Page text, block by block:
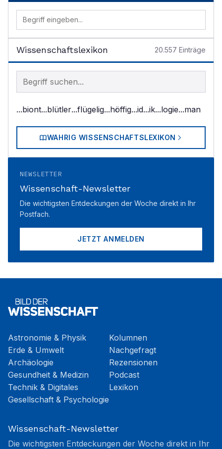
Wissenschaftslexikon 20.557 Einträge
Begriff im Lexikon suchen
...biont...blütler...flügelig...höffig...id...ik...logie...man
WAHRIG WISSENSCHAFTSLEXIKON
NEWSLETTER
Wissenschaft-Newsletter
Die wichtigsten Entdeckungen der Woche direkt in Ihr
Postfach.
JETZT ANMELDEN
Astronomie & Physik
Erde & Umwelt
Archäologie
Gesundheit & Medizin
Technik & Digitales
Gesellschaft & Psychologie
Kolumnen
Nachgefragt
Rezensionen
Podcast
Lexikon
Wissenschaft-Newsletter
Die wichtigsten Entdeckungen der Woche direkt in Ihr